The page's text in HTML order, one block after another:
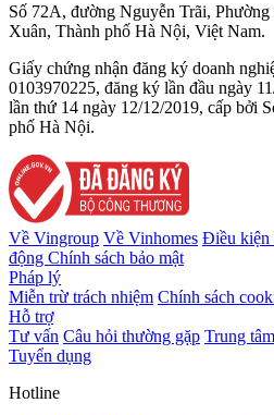
Số 72A, đường Nguyễn Trãi,
Xuân, Thành phố Hà Nội, Việt Nam.
Giấy chứng nhận đăng ký doanh
0103970225, đăng ký lần đầu ngày
lần thứ 14 ngày 12/12/2019, cấp bởi
phố Hà Nội.
Về Vingroup Về Vinhomes Điều kiện
động Chính sách bảo mật
Pháp lý
Miễn trừ trách nhiệm Chính sách
Hỗ trợ
Tư vấn Câu hỏi thường gặp Trung
Tuyển dụng
Hotline